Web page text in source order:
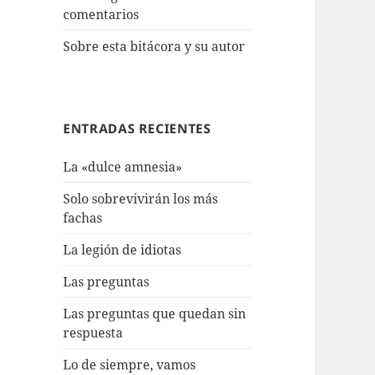
comentarios
Sobre esta bitácora y su autor
ENTRADAS RECIENTES
La «dulce amnesia»
Solo sobrevivirán los más
fachas
La legión de idiotas
Las preguntas
Las preguntas que quedan sin
respuesta
Lo de siempre, vamos